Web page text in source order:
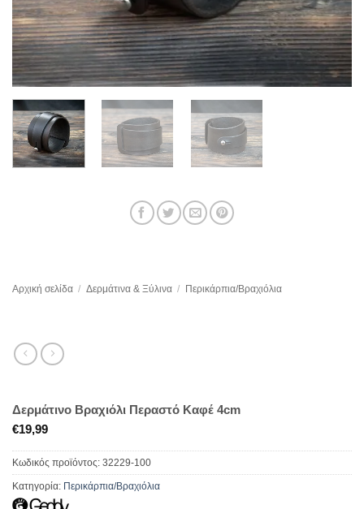
Αρχική σελίδα / Δερμάτινα & Ξύλινα / Περικάρπια/Βραχιόλια
Δερμάτινο Βραχιόλι Περαστό Καφέ 4cm
€19,99
Κωδικός προϊόντος: 32229-100
Κατηγορία: Περικάρπια/Βραχιόλια